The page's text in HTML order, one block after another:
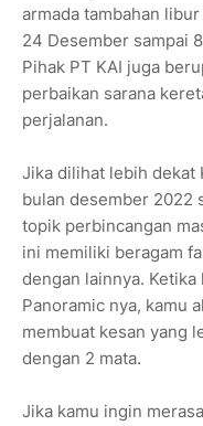
armada tambahan
24 Desember sampai
Pihak PT KAI juga
perbaikan sarana
perjalanan.
Jika dilihat lebih dekat
bulan desember 2022
topik perbincangan
ini memiliki beragam
dengan lainnya.
Panoramic nya, kamu
membuat kesan yang
dengan 2 mata.
Jika kamu ingin